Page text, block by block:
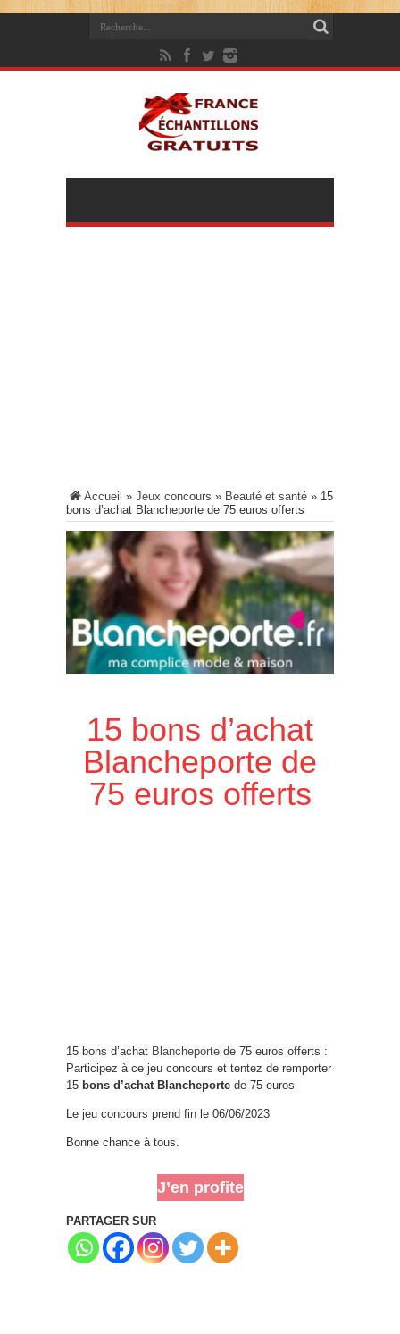
Accueil » Jeux concours » Beauté et santé » 15
bons d’achat Blancheporte de 75 euros offerts
15 bons d’achat
Blancheporte de
75 euros offerts
15 bons d’achat Blancheporte de 75 euros offerts :
Participez à ce jeu concours et tentez de remporter
15 bons d’achat Blancheporte de 75 euros
Le jeu concours prend fin le 06/06/2023
Bonne chance à tous.
J’en profite
PARTAGER SUR